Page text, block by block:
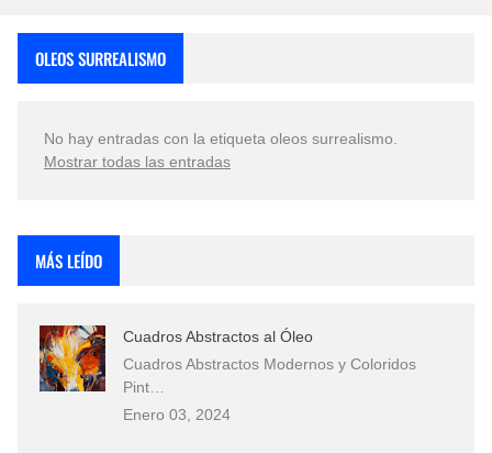
Que significan los cuadros de negras africanas?
El mundo del arte en pintura surrealista
OLEOS SURREALISMO
No hay entradas con la etiqueta oleos surrealismo
Mostrar todas las entradas
MÁS LEÍDO
Cuadros Abstractos al Óleo
Cuadros Abstractos Modernos y Coloridos
Pint…
Enero 03, 2024